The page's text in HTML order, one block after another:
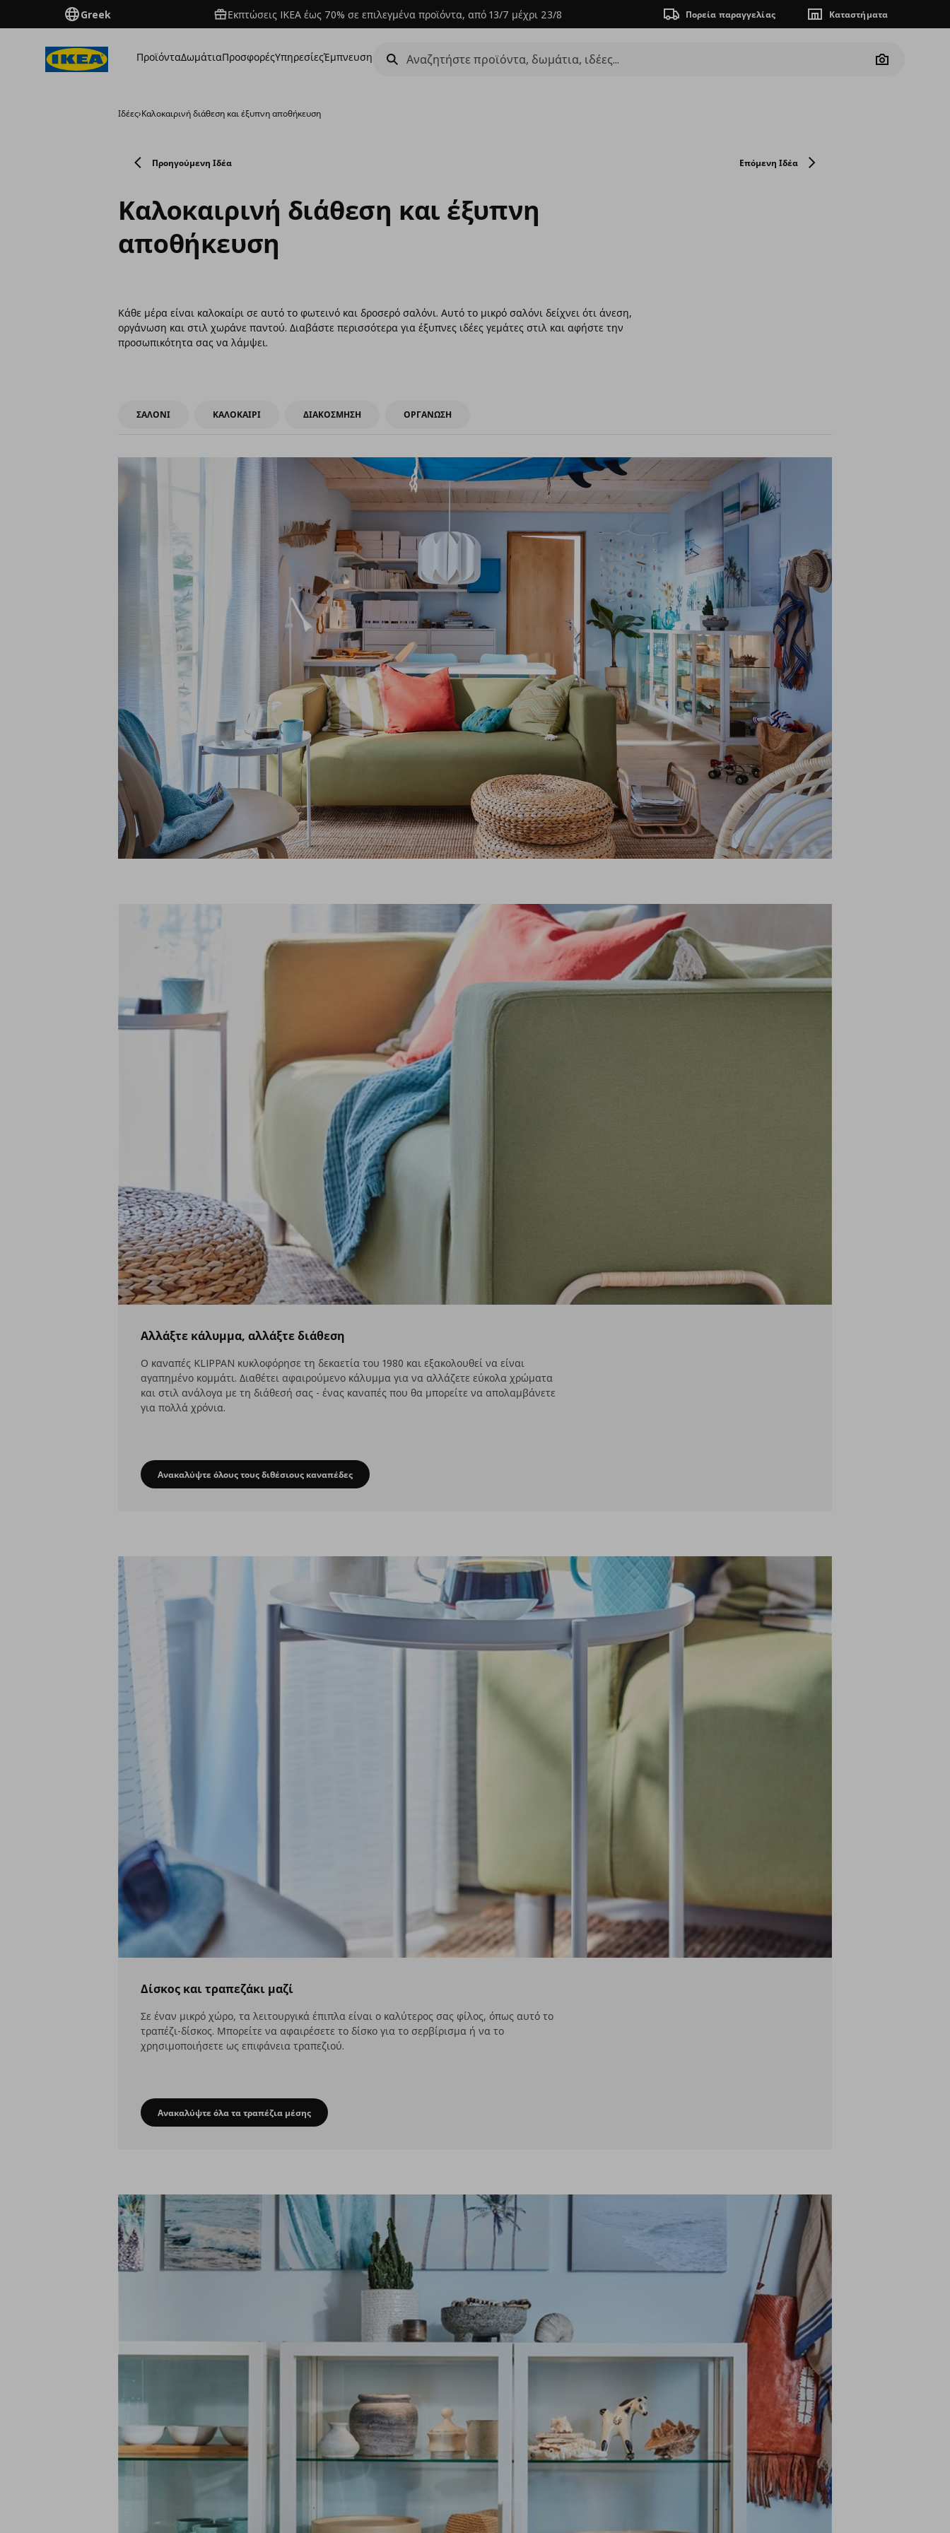
Greek Εκπτώσεις IKEA έως 70% σε επιλεγμένα προϊόντα, από 13/7 μέχρι 23/8 Πορεία παραγγελίας Καταστήματα
ΠροϊόνταΔωμάτιαΠροσφορέςΥπηρεσίεςΈμπνευση
Camera
Ιδέες›Καλοκαιρινή διάθεση και έξυπνη αποθήκευση
Προηγούμενη Ιδέα Επόμενη Ιδέα
Καλοκαιρινή διάθεση και έξυπνη
αποθήκευση
Κάθε μέρα είναι καλοκαίρι σε αυτό το φωτεινό και δροσερό σαλόνι. Αυτό το μικρό σαλόνι δείχνει ότι άνεση,
οργάνωση και στιλ χωράνε παντού. Διαβάστε περισσότερα για έξυπνες ιδέες γεμάτες στιλ και αφήστε την
προσωπικότητα σας να λάμψει.
ΣΑΛΟΝΙ ΚΑΛΟΚΑΙΡΙ ΔΙΑΚΟΣΜΗΣΗ ΟΡΓΑΝΩΣΗ
Αλλάξτε κάλυμμα, αλλάξτε διάθεση
Ο καναπές KLIPPAN κυκλοφόρησε τη δεκαετία του 1980 και εξακολουθεί να είναι
αγαπημένο κομμάτι. Διαθέτει αφαιρούμενο κάλυμμα για να αλλάζετε εύκολα χρώματα
και στιλ ανάλογα με τη διάθεσή σας - ένας καναπές που θα μπορείτε να απολαμβάνετε
για πολλά χρόνια.
Αλλάξτε κάλυμμα, αλλάξτε διάθεση
Ανακαλύψτε όλους τους διθέσιους καναπέδες
Δίσκος και τραπεζάκι μαζί
Σε έναν μικρό χώρο, τα λειτουργικά έπιπλα είναι ο καλύτερος σας φίλος, όπως αυτό το
τραπέζι-δίσκος. Μπορείτε να αφαιρέσετε το δίσκο για το σερβίρισμα ή να το
χρησιμοποιήσετε ως επιφάνεια τραπεζιού.
Δίσκος και τραπεζάκι μαζί
Ανακαλύψτε όλα τα τραπέζια μέσης